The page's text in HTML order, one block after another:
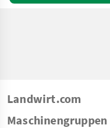
Landwirt.com
Maschinengruppen